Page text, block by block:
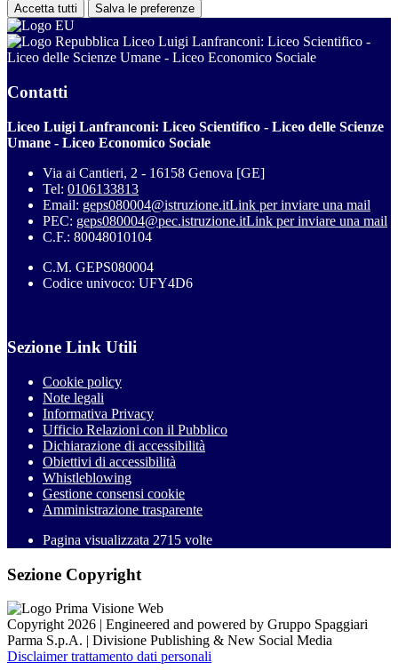
Accetta tutti Salva le preferenze
Liceo Luigi Lanfranconi: Liceo Scientifico -
Liceo delle Scienze Umane - Liceo Economico Sociale
Contatti
Liceo Luigi Lanfranconi: Liceo Scientifico - Liceo delle Scienze
Umane - Liceo Economico Sociale
Via ai Cantieri, 2 - 16158 Genova [GE]
Tel: 0106133813
Email: geps080004@istruzione.itLink per inviare una mail
PEC: geps080004@pec.istruzione.itLink per inviare una mail
C.F.: 80048010104
C.M. GEPS080004
Codice univoco: UFY4D6
Sezione Link Utili
Cookie policy
Note legali
Informativa Privacy
Ufficio Relazioni con il Pubblico
Dichiarazione di accessibilità
Obiettivi di accessibilità
Whistleblowing
Gestione consensi cookie
Amministrazione trasparente
Pagina visualizzata 2715 volte
Sezione Copyright
Copyright 2026 | Engineered and powered by Gruppo Spaggiari
Parma S.p.A. | Divisione Publishing & New Social Media
Disclaimer trattamento dati personali